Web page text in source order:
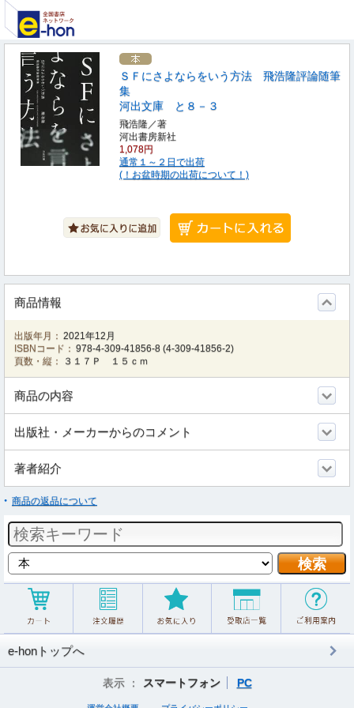
ＳＦにさよならをいう方法 飛浩隆評論随筆
集
河出文庫 と８－３
飛浩隆／著
河出書房新社
1,078円
通常１～２日で出荷
(！お盆時期の出荷について！)
商品情報
出版年月： 2021年12月
ISBNコード： 978-4-309-41856-8 (4-309-41856-2)
頁数・縦：
３１７Ｐ １５ｃｍ
商品の内容
出版社・メーカーからのコメント
著者紹介
商品の返品について
e-honトップへ
表示 ： スマートフォン PC